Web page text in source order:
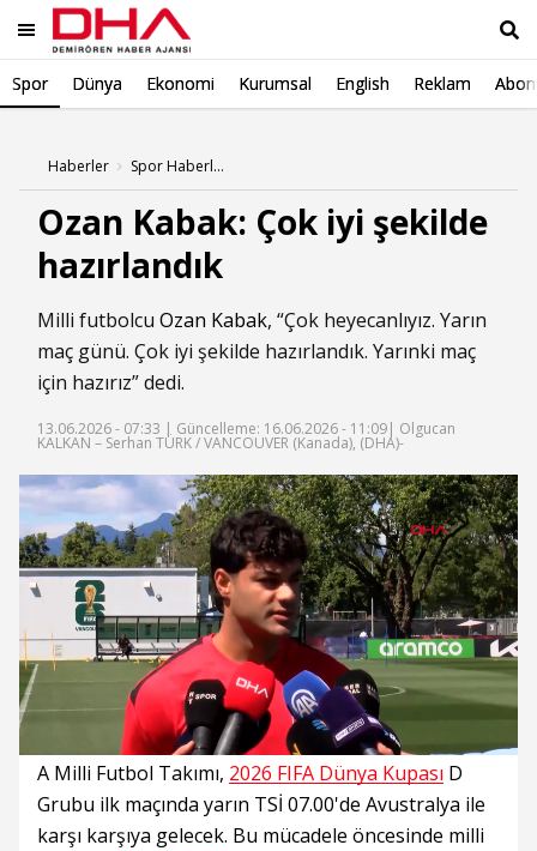
Spor Dünya Ekonomi Kurumsal English Reklam
Haberler Spor Haberleri
Ozan Kabak: Çok iyi şekilde
hazırlandık
Milli futbolcu Ozan Kabak, “Çok heyecanlıyız. Yarın
maç günü. Çok iyi şekilde hazırlandık. Yarınki maç
için hazırız” dedi.
13.06.2026 - 07:33 | Güncelleme: 16.06.2026 - 11:09| Olgucan
KALKAN – Serhan TÜRK / VANCOUVER (Kanada), (DHA)-
Süre
/
Toplam
Süre Yüklendi:
0%
Yükleniyor:
0%
A Milli Futbol Takımı, 2026 FIFA Dünya Kupası D
Grubu ilk maçında yarın TSİ 07.00'de Avustralya ile
karşı karşıya gelecek. Bu mücadele öncesinde milli